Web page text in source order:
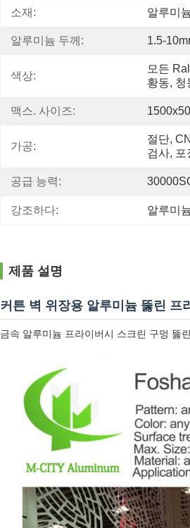
소재: 알루미
알루미늄 두께: 1.5-
색상:
모든
황동, 청
맥스. 사이즈:
가공:
절단,
검사, 포
공급 능력:
강조하다: 알루미
제품 설명
커튼 벽 위장용 알루미늄 뚫린 프
금속 알루미늄 프라이버시 스크린 구멍 뚫